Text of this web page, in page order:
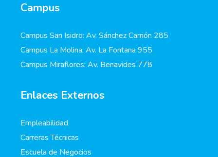
Campus
Campus San Isidro: Av. Sánchez Carrión 285
Campus La Molina: Av. La Fontana 955
Campus Miraflores: Av. Benavides 778
Enlaces Externos
Empleabilidad
Carreras Técnicas
Escuela de Negocios